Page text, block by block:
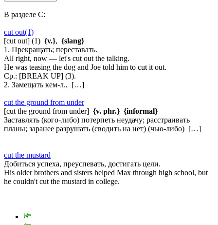
В разделе C:
cut out(1)
[cut out] (1) {v.}, {slang}
1. Прекращать; переставать.
All right, now — let's cut out the talking.
He was teasing the dog and Joe told him to cut it out.
Ср.: [BREAK UP] (3).
2. Замещать кем-л., […]
cut the ground from under
[cut the ground from under] {v. phr.} {informal}
Заставлять (кого-либо) потерпеть неудачу; расстраивать
планы; заранее разрушать (сводить на нет) (чью-либо) […]
cut the mustard
Добиться успеха, преуспевать, достигать цели.
His older brothers and sisters helped Max through high school, but
he couldn't cut the mustard in college.